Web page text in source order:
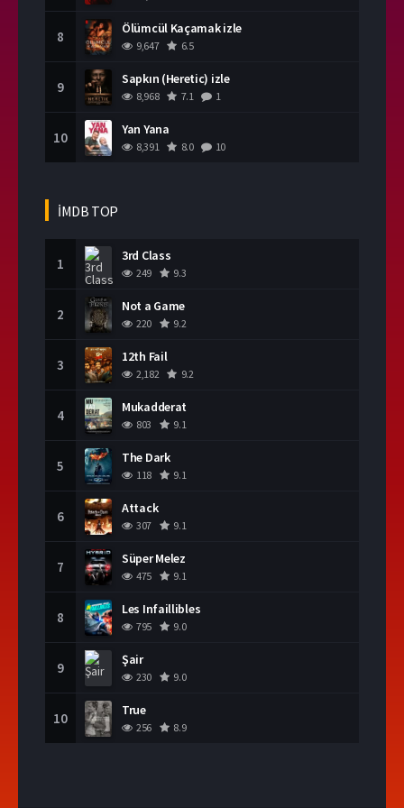
8 Ölümcül Kaçamak izle
9,647 6.5
9 Sapkın (Heretic) izle
8,968 7.1 1
10 Yan Yana
8,391 8.0 10
İMDB TOP
1 3rd Class
249 9.3
2 Not a Game
220 9.2
3 12th Fail
2,182 9.2
4 Mukadderat
803 9.1
5 The Dark
118 9.1
6 Attack
307 9.1
7 Süper Melez
475 9.1
8 Les Infaillibles
795 9.0
9 Şair
230 9.0
10 True
256 8.9